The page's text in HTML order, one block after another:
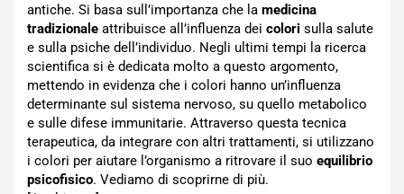
antiche. Si basa sull’importanza che la medicina
tradizionale attribuisce all’influenza dei colori sulla salute
e sulla psiche dell’individuo. Negli ultimi tempi la ricerca
scientifica si è dedicata molto a questo argomento,
mettendo in evidenza che i colori hanno un’influenza
determinante sul sistema nervoso, su quello metabolico
e sulle difese immunitarie. Attraverso questa tecnica
terapeutica, da integrare con altri trattamenti, si utilizzano
i colori per aiutare l’organismo a ritrovare il suo equilibrio
psicofisico. Vediamo di scoprirne di più.